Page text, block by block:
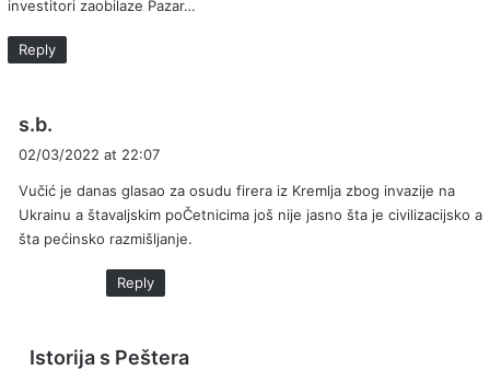
investitori zaobilaze Pazar…
Reply
s.b.
s
:
02/03/2022 at 22:07
Vučić je danas glasao za osudu firera iz Kremlja zbog invazije na
Ukrainu a štavaljskim poČetnicima još nije jasno šta je civilizacijsko a
šta pećinsko razmišljanje.
Reply
Istorija s Peštera